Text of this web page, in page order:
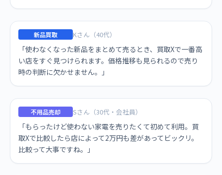
新品買取 Kさん（40代）
「使わなくなった新品をまとめて売るとき、買取Xで一番高
い店をすぐ見つけられます。価格推移も見られるので売り
時の判断に欠かせません。」
不用品売却 Sさん（30代・会社員）
「もらったけど使わない家電を売りたくて初めて利用。買
取Xで比較したら店によって2万円も差があってビックリ。
比較って大事ですね。」